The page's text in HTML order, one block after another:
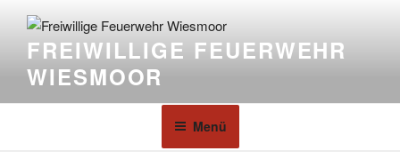
FREIWILLIGE FEUERWEHR
WIESMOOR
Menü